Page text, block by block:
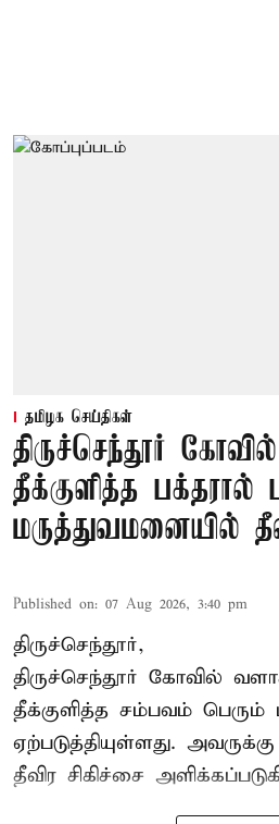
தமிழக செய்திகள்
திருச்செந்தூர்
தீக்குளித்த பக்தரால்
மருத்துவமனையில்
Published on: 07 Aug 2026, 3:40 pm
திருச்செந்தூர்,
திருச்செந்தூர் கோவில்
தீக்குளித்த சம்பவம் பெரும்
ஏற்படுத்தியுள்ளது.
தீவிர சிகிச்சை